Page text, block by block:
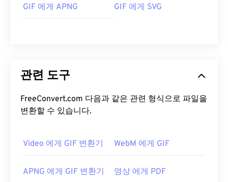
GIF 에게 APNG GIF 에게 SVG
관련 도구
FreeConvert.com 다음과 같은 관련 형식으로 파일을
변환할 수 있습니다.
Video 에게 GIF 변환기 WebM 에게 GIF
APNG 에게 GIF 변환기 영상 에게 PDF